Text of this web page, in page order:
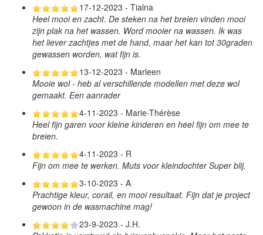
17-12-2023 - Tialna
Heel mooi en zacht. De steken na het breien vinden mooi
zijn plak na het wassen. Word mooier na wassen. Ik was
het liever zachtjes met de hand, maar het kan tot 30graden
gewassen worden, wat fijn is.
13-12-2023 - Marleen
Mooie wol - heb al verschillende modellen met deze wol
gemaakt. Een aanrader
4-11-2023 - Marie-Thérèse
Heel fijn garen voor kleine kinderen en heel fijn om mee te
breien.
4-11-2023 - R
Fijn om mee te werken. Muts voor kleindochter Super blij.
3-10-2023 - A
Prachtige kleur, corail, en mooi resultaat. Fijn dat je project
gewoon in de wasmachine mag!
23-9-2023 - J.H.